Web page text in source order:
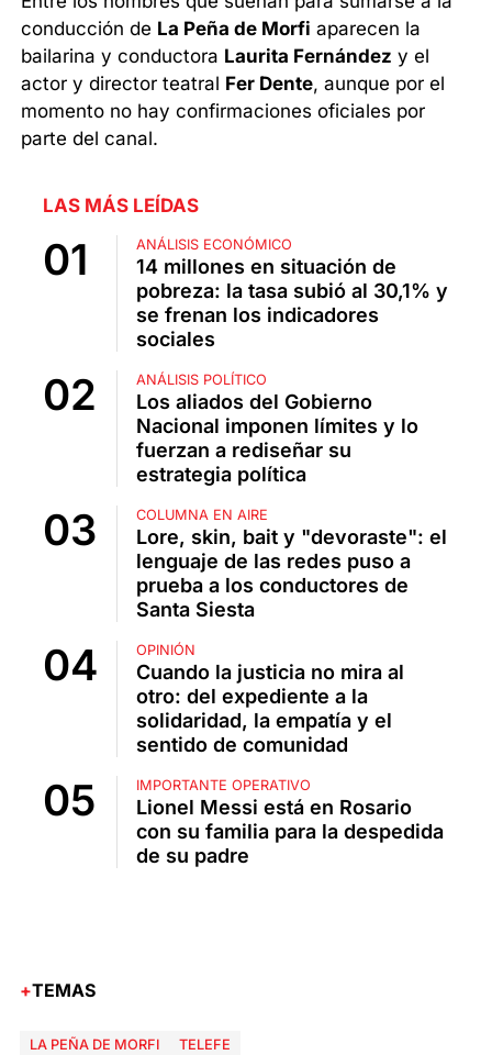
conducción de La Peña de Morfi aparecen la
bailarina y conductora Laurita Fernández y el
actor y director teatral Fer Dente, aunque por el
momento no hay confirmaciones oficiales por
parte del canal.
LAS MÁS LEÍDAS
ANÁLISIS ECONÓMICO
14 millones en situación de
pobreza: la tasa subió al 30,1% y
se frenan los indicadores
sociales
ANÁLISIS POLÍTICO
Los aliados del Gobierno
Nacional imponen límites y lo
fuerzan a rediseñar su
estrategia política
COLUMNA EN AIRE
Lore, skin, bait y "devoraste": el
lenguaje de las redes puso a
prueba a los conductores de
Santa Siesta
OPINIÓN
Cuando la justicia no mira al
otro: del expediente a la
solidaridad, la empatía y el
sentido de comunidad
IMPORTANTE OPERATIVO
Lionel Messi está en Rosario
con su familia para la despedida
de su padre
TEMAS
LA PEÑA DE MORFI TELEFE